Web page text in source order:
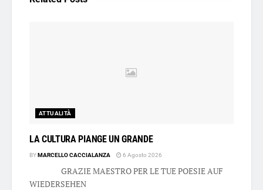
ATTUALITÀ
LA CULTURA PIANGE UN GRANDE
BYMARCELLO CACCIALANZA 6 Agosto 2026
GRAZIE MAESTRO PER LE TUE POESIE AUF
WIEDERSEHEN